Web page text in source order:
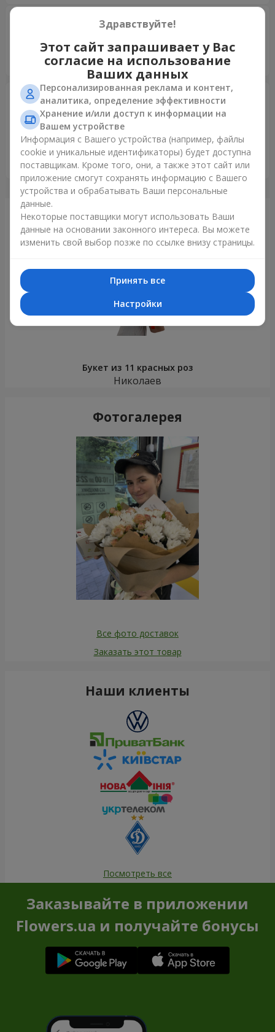
04.09.2020
Спасибі вам за вашу роботу.Дякую за привітання моєї
донечки з 18 річчям від мого імені.
Дмитрий 16.04.2013
5
Девушка в восторге, цветы очень красивые и свежие, в
меня будто бы миллион батареек вставили (так хочется
жить, действовать, не спать и делать мир лучше).
Спасибо Вам!
Только что доставили
Букет из 11 красных роз
Николаев
Фотогалерея
Все фото доставок
Заказать этот товар
Наши клиенты
Посмотреть все
Заказывайте в приложении
Flowers.ua и получайте бонусы
Здравствуйте!
Этот сайт запрашивает у Вас
согласие на использование
Ваших данных
Персонализированная реклама и контент,
аналитика, определение эффективности
Хранение и/или доступ к информации на
Вашем устройстве
Информация с Вашего устройства (например, файлы
cookie и уникальные идентификаторы) будет доступна
поставщикам. Кроме того, они, а также этот сайт или
приложение смогут сохранять информацию с Вашего
устройства и обрабатывать Ваши персональные
данные.
Некоторые поставщики могут использовать Ваши
данные на основании законного интереса. Вы можете
изменить свой выбор позже по ссылке внизу страницы.
Принять все
Настройки